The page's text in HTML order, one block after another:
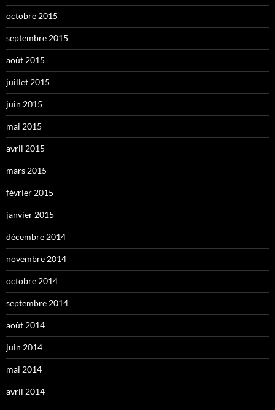
octobre 2015
septembre 2015
août 2015
juillet 2015
juin 2015
mai 2015
avril 2015
mars 2015
février 2015
janvier 2015
décembre 2014
novembre 2014
octobre 2014
septembre 2014
août 2014
juin 2014
mai 2014
avril 2014